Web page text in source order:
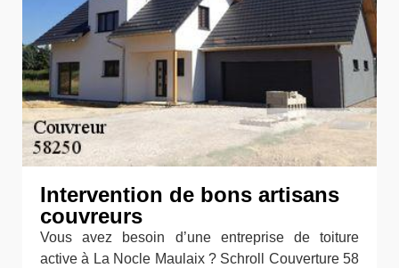
Intervention de bons artisans
couvreurs
Vous avez besoin d’une entreprise de toiture
active à La Nocle Maulaix ? Schroll Couverture 58